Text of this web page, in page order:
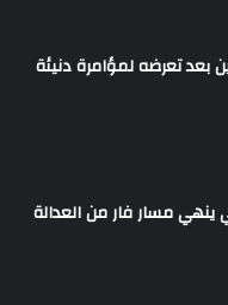
بعد تعرضه لمؤامرة دنيئة
ينهي مسار فار من العدالة